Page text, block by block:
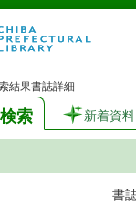
結果書誌詳細
索 新着資料
書